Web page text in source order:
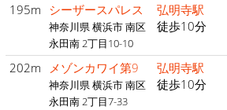
195m シーザースパレス
神奈川県 横浜市 南区
永田南 2丁目10-10
弘明寺駅
徒歩10分
202m メゾンカワイ第9
神奈川県 横浜市 南区
永田南 2丁目7-33
弘明寺駅
徒歩10分